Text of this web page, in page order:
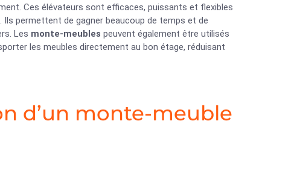
Ces élévateurs sont efficaces, puissants et flexibles
permettent de gagner beaucoup de temps et de
Les monte-meubles peuvent également être utilisés
les meubles directement au bon étage, réduisant
d’un monte-meuble